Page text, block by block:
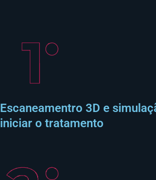
Escaneamentro 3D e
iniciar o tratamento